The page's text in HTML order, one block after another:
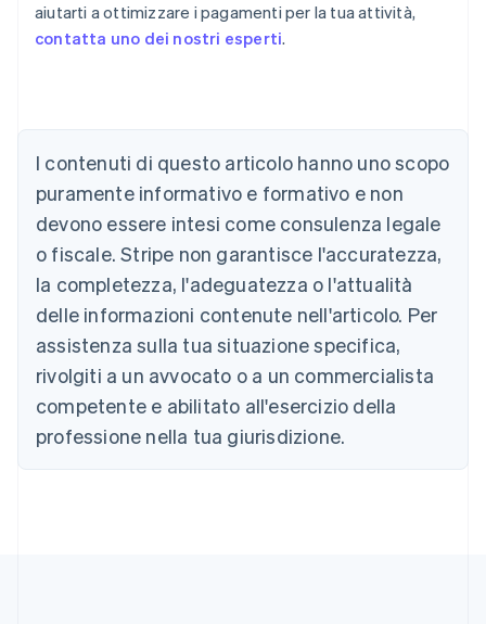
aiutarti a ottimizzare i pagamenti per la tua attività,
contatta uno dei nostri esperti.
I contenuti di questo articolo hanno uno scopo
puramente informativo e formativo e non
devono essere intesi come consulenza legale
o fiscale. Stripe non garantisce l'accuratezza,
la completezza, l'adeguatezza o l'attualità
delle informazioni contenute nell'articolo. Per
assistenza sulla tua situazione specifica,
rivolgiti a un avvocato o a un commercialista
competente e abilitato all'esercizio della
professione nella tua giurisdizione.
NederlandsFrançaisDeutschEnglish
Brasile
Bulgaria
English
Canada
English Français
Cina continentale
简体中文English
English
Croazia
English
Danimarca
English